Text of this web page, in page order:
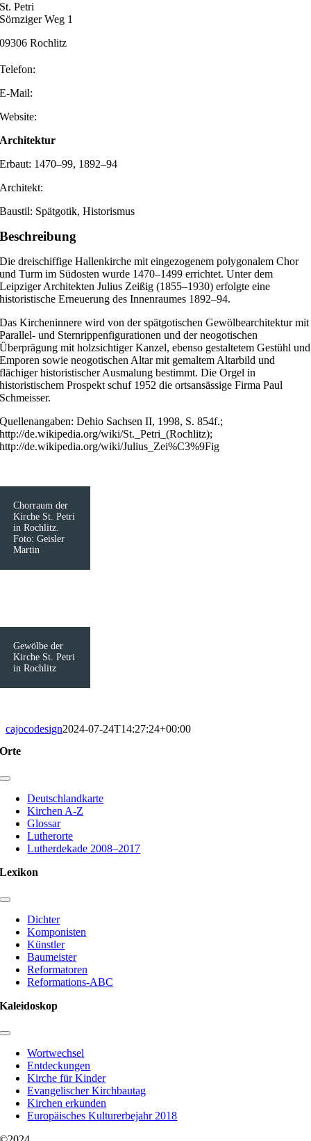
St. Petri
Sörnziger Weg 1
09306 Rochlitz
Telefon:
E-Mail:
Website:
Architektur
Erbaut: 1470–99, 1892–94
Architekt:
Baustil: Spätgotik, Historismus
Beschreibung
Die dreischiffige Hallenkirche mit eingezogenem polygonalem Chor
und Turm im Südosten wurde 1470–1499 errichtet. Unter dem
Leipziger Architekten Julius Zeißig (1855–1930) erfolgte eine
historistische Erneuerung des Innenraumes 1892–94.
Das Kircheninnere wird von der spätgotischen Gewölbearchitektur mit
Parallel- und Sternrippenfigurationen und der neogotischen
Überprägung mit holzsichtiger Kanzel, ebenso gestaltetem Gestühl und
Emporen sowie neogotischen Altar mit gemaltem Altarbild und
flächiger historistischer Ausmalung bestimmt. Die Orgel in
historistischem Prospekt schuf 1952 die ortsansässige Firma Paul
Schmeisser.
Quellenangaben: Dehio Sachsen II, 1998, S. 854f.;
http://de.wikipedia.org/wiki/St._Petri_(Rochlitz);
http://de.wikipedia.org/wiki/Julius_Zei%C3%9Fig
Chorraum der
Kirche St. Petri
in Rochlitz.
Foto: Geisler
Martin
Gewölbe der
Kirche St. Petri
in Rochlitz
cajocodesign2024-07-24T14:27:24+00:00
Orte
Toggle
NavigationDeutschlandkarte
Kirchen A-Z
Glossar
Lutherorte
Lutherdekade 2008–2017
Lexikon
Toggle
Navigation
Dichter
Komponisten
Künstler
Baumeister
Reformatoren
Reformations-ABC
Kaleidoskop
Toggle
NavigationWortwechsel
Entdeckungen
Kirche für Kinder
Evangelischer Kirchbautag
Kirchen erkunden
Europäisches Kulturerbejahr 2018